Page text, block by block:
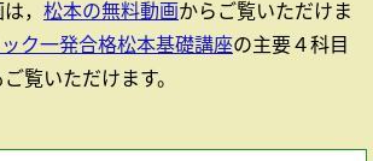
， 松本の無料動画からご覧いただけま
ク一発合格松本基礎講座の主要４科目
覧いただけます。